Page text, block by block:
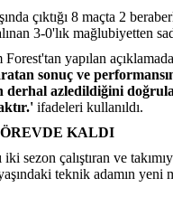
çıktığı 8 maçta 2
3-0'lık mağlubiyetten
yapılan
sonuç ve
derhal azledildiğini
ifadeleri kullanıldı.
KALDI
iki sezon çalıştıran ve
teknik adamın yeni